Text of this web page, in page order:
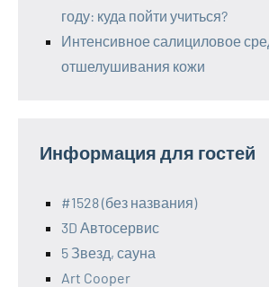
году: куда пойти учиться?
Интенсивное салициловое
отшелушивания кожи
Информация для гостей
#1528 (без названия)
3D Автосервис
5 Звезд, сауна
Art Cooper